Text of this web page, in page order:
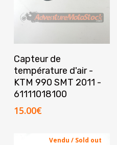
Lire La Suite
Capteur de
température d'air -
KTM 990 SMT 2011 -
61111018100
15.00€
Vendu / Sold out